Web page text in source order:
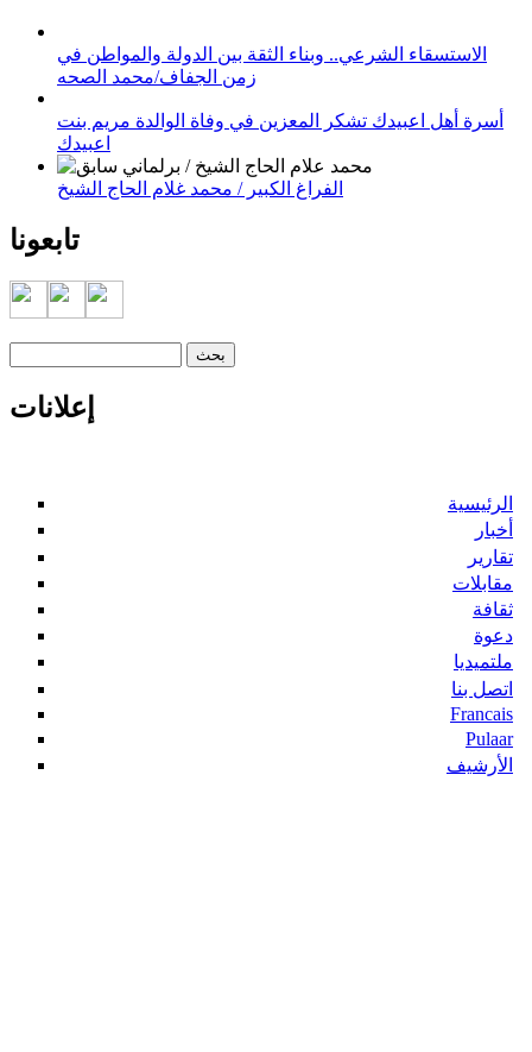
الاستسقاء الشرعي.. وبناء الثقة بين الدولة والمواطن في
زمن الجفاف/محمد الصحه
أسرة أهل اعبيدك تشكر المعزين في وفاة الوالدة مريم بنت
اعبيدك
الفراغ الكبير / محمد غلام الحاج الشيخ
تابعونا
إعلانات
الرئيسية
أخبار
تقارير
مقابلات
ثقافة
دعوة
ملتميديا
اتصل بنا
Francais
Pulaar
الأرشيف